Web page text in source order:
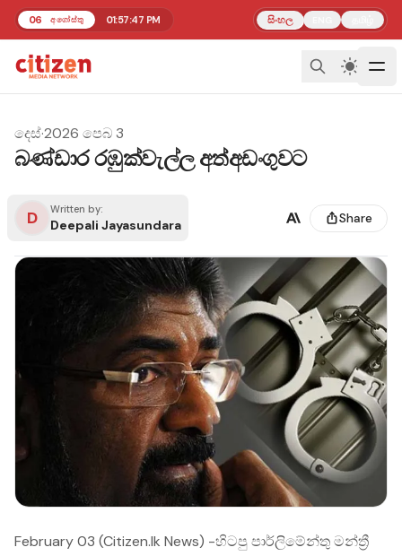
06 අගෝස්තු 01:57:47 PM සිංහල
දෙස්·2026 පෙබ 3
බණ්ඩාර රඹුක්වැල්ල අත්අඩංගුවට
D Written by:
Deepali Jayasundara Share
February 03 (Citizen.lk News) -හිටපු පාර්ලිමේන්තු මන්ත්‍රී